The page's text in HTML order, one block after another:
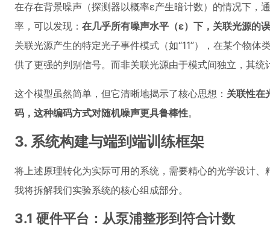
在存在背景噪声（探测器以概率ε产生暗计数）的情况下，
率，可以发现： 在几乎所有噪声水平（ε）下，关联光源的
关联光源产生的特定光子事件模式（如“11”），在某个物
供了更强的判别信号。而非关联光源由于模式间独立，其统
这个模型虽然简单，但它清晰地揭示了核心思想： 关联性在
码，这种编码方式对随机噪声更具鲁棒性。
3. 系统构建与端到端训练框架
将上述原理转化为实际可用的系统，需要精心的光学设计
我将拆解我们实验系统的核心组成部分。
3.1 硬件平台：从泵浦整形到符合计数